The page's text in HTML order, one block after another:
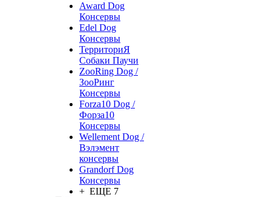
Award Dog
Консервы
Edel Dog
Консервы
ТерриториЯ
Собаки Паучи
ZooRing Dog /
ЗооРинг
Консервы
Forza10 Dog /
Форза10
Консервы
Wellement Dog /
Вэлэмент
консервы
Grandorf Dog
Консервы
+ ЕЩЕ 7